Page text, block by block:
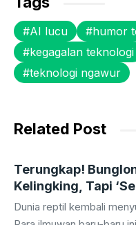
e
b
o
o
er s
A
p
p
s
e
n
g
AI lucu
humor
kegagalan teknologi
teknologi ngawur
Related Post
Terungkap!
Kelingking, Tapi
Tercengang!
Dunia reptil kembali